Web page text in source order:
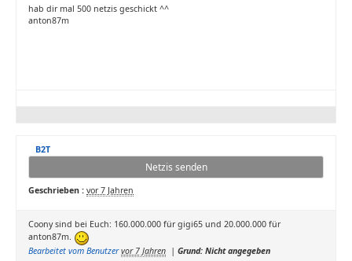
hab dir mal 500 netzis geschickt ^^
anton87m
B2T
Netzis senden
Geschrieben : vor 7 Jahren
Coony sind bei Euch: 160.000.000 für gigi65 und 20.000.000 für
anton87m.
Bearbeitet vom Benutzer vor 7 Jahren | Grund: Nicht angegeben